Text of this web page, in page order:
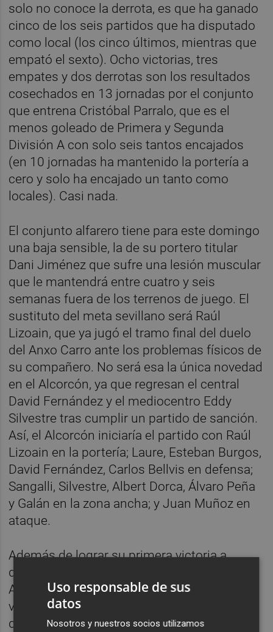
solo no conoce la derrota, es que ha ganado
cinco de los seis partidos que ha disputado
como local (los cinco últimos, mientras que
empató el sexto). Ocho victorias, tres
empates y dos derrotas son los resultados
cosechados en 13 jornadas por el conjunto
que entrena Cristóbal Parralo, que es el
menos goleado de Primera y Segunda
División A con solo seis tantos encajados
(en 10 jornadas ha mantenido la portería a
cero y solo ha encajado un tanto como
locales). Casi nada.
El conjunto alfarero tiene para este domingo
una baja sensible, la de su portero titular
Dani Jiménez que sufre una lesión muscular
que le mantendrá entre cuatro y seis
semanas fuera de los terrenos de juego. El
sustituto del meta sevillano será Raúl
Lizoain, que ya jugó el tramo final del duelo
del Anxo Carro ante los problemas físicos de
su compañero. No será esa la única novedad
en el Alcorcón, ya que regresan el central
David Fernández y el mediocentro Eddy
Silvestre tras cumplir un partido de sanción.
Así, el Alcorcón iniciaría el partido con Raúl
Lizoain en la portería; Laure, Esteban Burgos,
David Fernández, Carlos Bellvis en defensa;
Sangalli, Silvestre, Albert Dorca, Álvaro Peña
y Galán en la zona ancha; y Juan Muñoz en
ataque.
Además de lograr su primera victoria a
domicilio del curso, el Elche aspira en
Alcorcón a mejorar su imagen como
visitante tras encajar dos goleadas en sus
dos últimas salidas: ante Deportivo de La
Uso responsable de sus
datos
Nosotros y nuestros socios utilizamos